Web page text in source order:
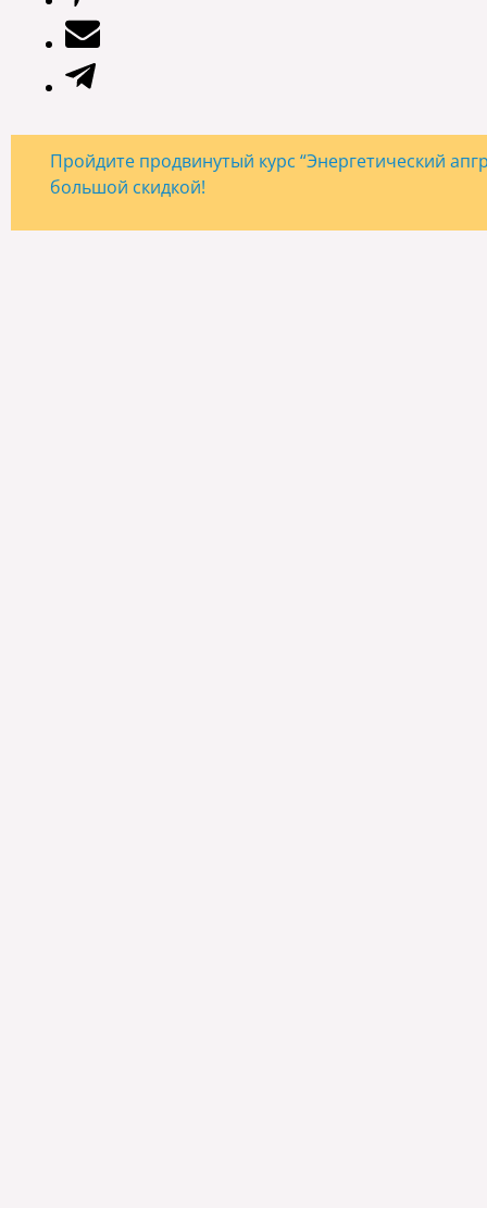
Пройдите продвинутый курс “Энергетический
большой скидкой!